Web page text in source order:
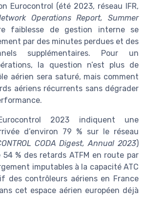
Eurocontrol (été 2023, réseau IFR,
Operations Report, Summer
faiblesse de gestion interne se
par des minutes perdues et des
supplémentaires. Pour un
la question n’est plus de
aérien sera saturé, mais comment
aériens récurrents sans dégrader
2023 indiquent une
d’environ 79 % sur le réseau
CODA Digest, Annual 2023)
% des retards ATFM en route par
imputables à la capacité ATC
des contrôleurs aériens en France
cet espace aérien européen déjà